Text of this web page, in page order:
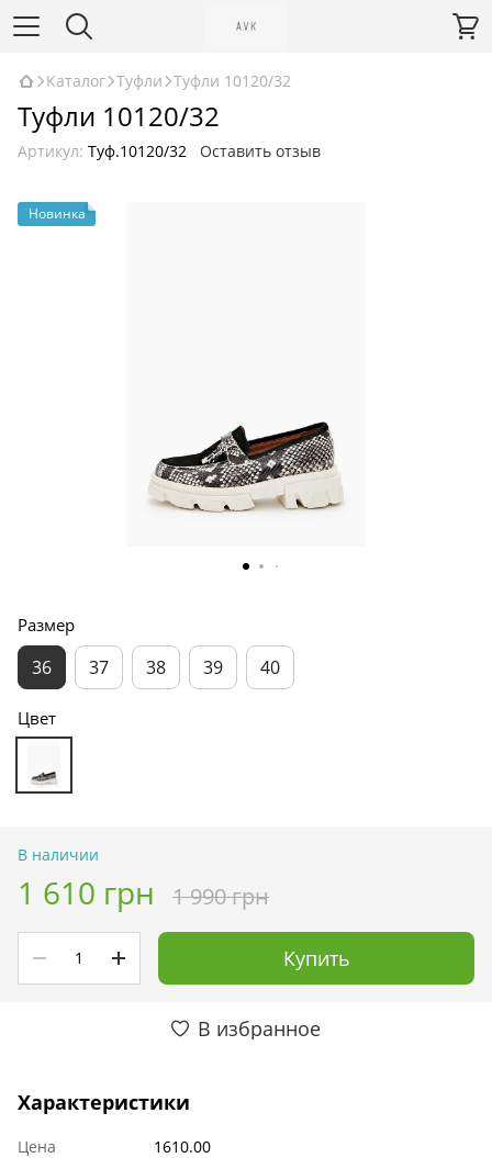
Каталог Туфли Туфли 10120/32
Туфли 10120/32
Артикул: Туф.10120/32 Оставить отзыв
Новинка
Размер
36 37 38 39 40
Цвет
В наличии
1 610 грн 1 990 грн
Купить
В избранное
Характеристики
Цена
1610.00